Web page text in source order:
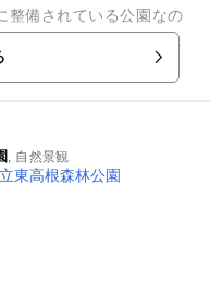
整備されている公園なの
いポイント。真夏の暑い
, 自然景観